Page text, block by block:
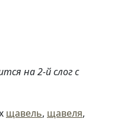
на 2-й слог с
щавель, щавеля,